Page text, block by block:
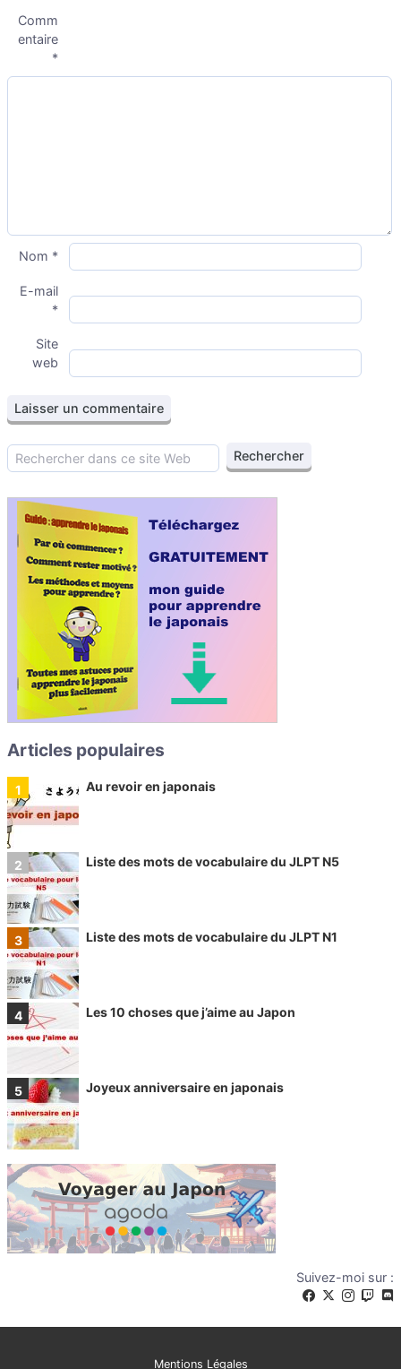
Comm
entaire
*
Nom *
E-mail
*
Site
web
Articles populaires
Au revoir en japonais
Liste des mots de vocabulaire du JLPT N5
Liste des mots de vocabulaire du JLPT N1
Les 10 choses que j’aime au Japon
Joyeux anniversaire en japonais
Suivez-moi sur :
Mentions Légales